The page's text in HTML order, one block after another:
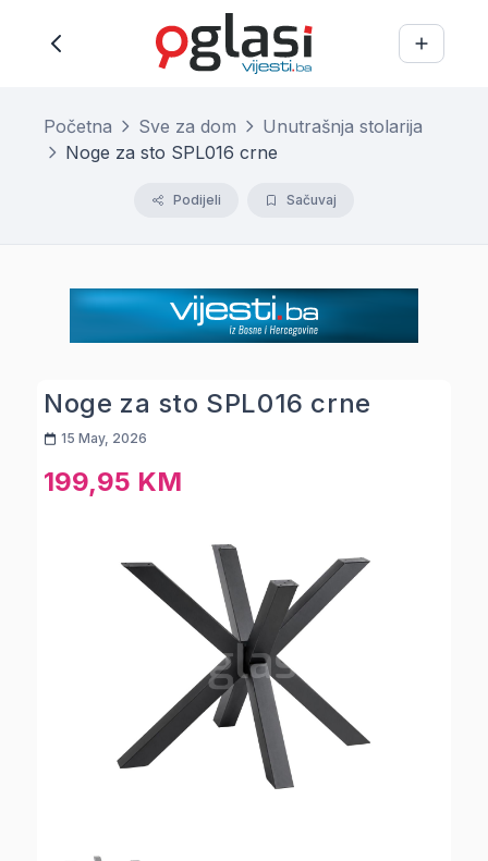
Početna Sve za dom
Unutrašnja stolarija
Noge za sto SPL016 crne
Podijeli Sačuvaj
Noge za sto SPL016 crne
15 May, 2026
199,95 KM